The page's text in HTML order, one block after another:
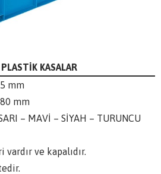
KASALAR
mm
mm
– MAVİ – SİYAH – TURUNCU
ve kapalıdır.